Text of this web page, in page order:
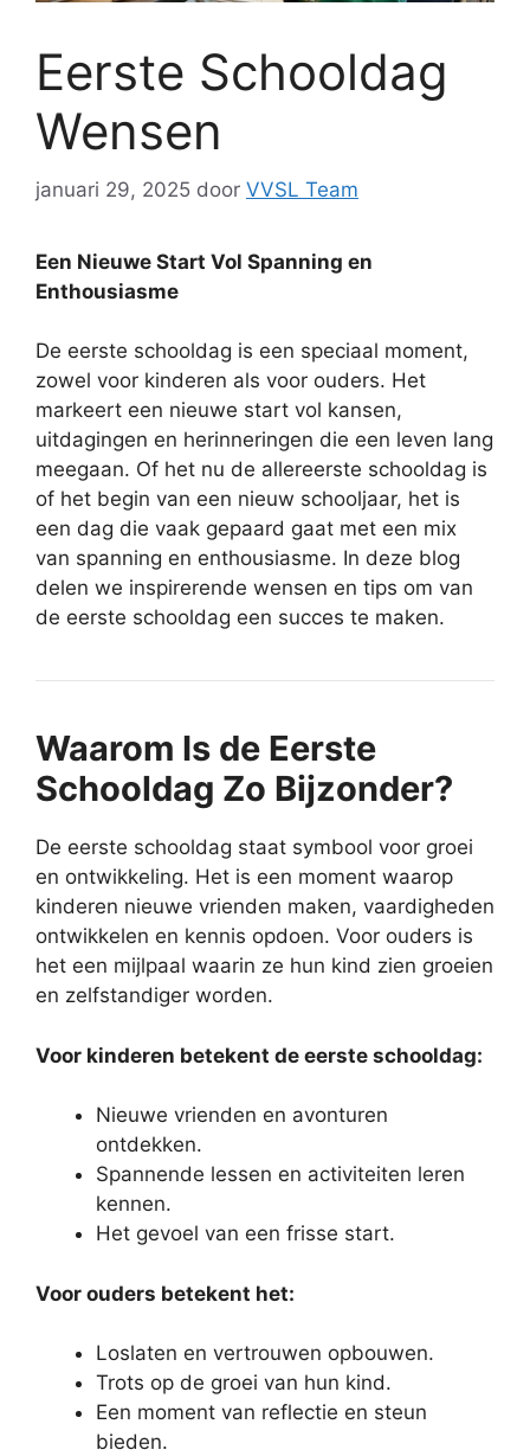
Eerste Schooldag
Wensen
januari 29, 2025 door VVSL Team
Een Nieuwe Start Vol Spanning en
Enthousiasme
De eerste schooldag is een speciaal moment,
zowel voor kinderen als voor ouders. Het
markeert een nieuwe start vol kansen,
uitdagingen en herinneringen die een leven lang
meegaan. Of het nu de allereerste schooldag is
of het begin van een nieuw schooljaar, het is
een dag die vaak gepaard gaat met een mix
van spanning en enthousiasme. In deze blog
delen we inspirerende wensen en tips om van
de eerste schooldag een succes te maken.
Waarom Is de Eerste
Schooldag Zo Bijzonder?
De eerste schooldag staat symbool voor groei
en ontwikkeling. Het is een moment waarop
kinderen nieuwe vrienden maken, vaardigheden
ontwikkelen en kennis opdoen. Voor ouders is
het een mijlpaal waarin ze hun kind zien groeien
en zelfstandiger worden.
Voor kinderen betekent de eerste schooldag:
Nieuwe vrienden en avonturen
ontdekken.
Spannende lessen en activiteiten leren
kennen.
Het gevoel van een frisse start.
Voor ouders betekent het:
Loslaten en vertrouwen opbouwen.
Trots op de groei van hun kind.
Een moment van reflectie en steun
bieden.